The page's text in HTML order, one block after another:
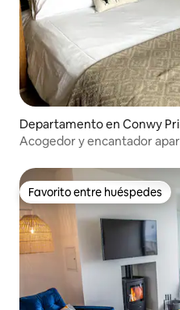
Departamento en Conwy
Acogedor y encantador
Favorito entre huéspedes
Favorito entre huéspedes